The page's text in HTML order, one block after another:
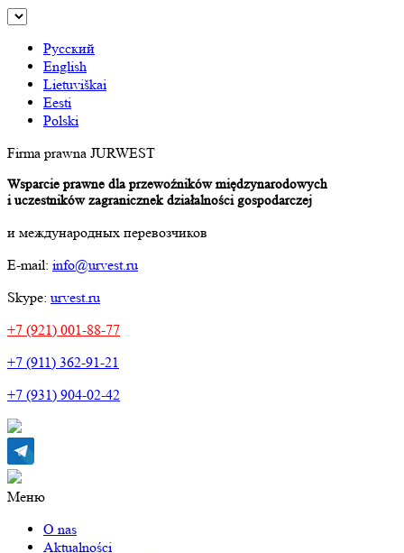
Русский
English
Lietuviškai
Eesti
Polski
Firma prawna JURWEST
Wsparcie prawne dla przewoźników międzynarodowych
i uczestników zagranicznek działalności gospodarczej
и международных перевозчиков
E-mail: info@urvest.ru
Skype: urvest.ru
+7 (921) 001-88-77
+7 (911) 362-91-21
+7 (931) 904-02-42
Меню
O nas
Aktualności